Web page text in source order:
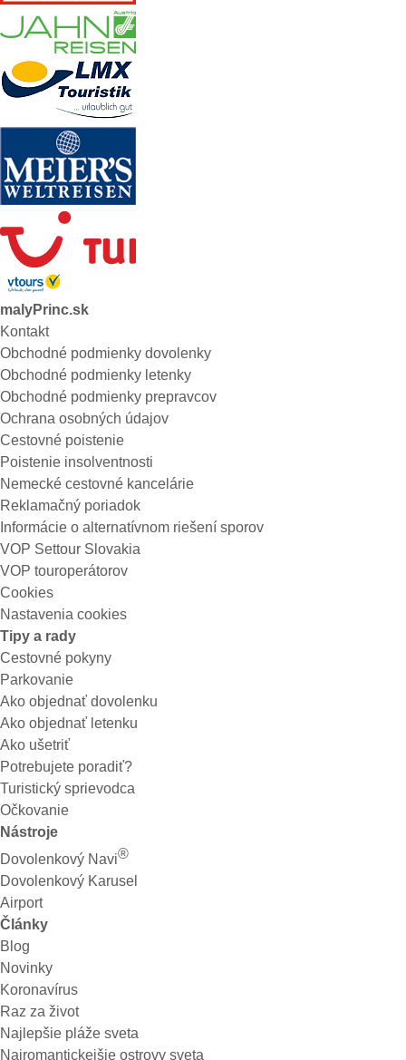
malyPrinc.sk
Kontakt
Obchodné podmienky dovolenky
Obchodné podmienky letenky
Obchodné podmienky prepravcov
Ochrana osobných údajov
Cestovné poistenie
Poistenie insolventnosti
Nemecké cestovné kancelárie
Reklamačný poriadok
Informácie o alternatívnom riešení sporov
VOP Settour Slovakia
VOP touroperátorov
Cookies
Nastavenia cookies
Tipy a rady
Cestovné pokyny
Parkovanie
Ako objednať dovolenku
Ako objednať letenku
Ako ušetriť
Potrebujete poradiť?
Turistický sprievodca
Očkovanie
Nástroje
Dovolenkový Navi®
Dovolenkový Karusel
Airport
Články
Blog
Novinky
Koronavírus
Raz za život
Najlepšie pláže sveta
Najromantickejšie ostrovy sveta